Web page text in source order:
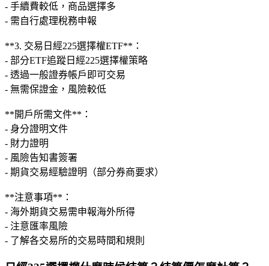
- 手續費較低，商品選擇多
- 需自行處理稅務申報
**3. 交易日經225選擇權ETF**：
- 部分ETF追蹤日經225選擇權策略
- 透過一般證券帳戶即可交易
- 無需保證金，風險較低
**開戶所需文件**：
- 身分證明文件
- 財力證明
- 風險告知書簽署
- 期貨交易經驗證明（部分券商要求）
**注意事項**：
- 海外期貨交易需申報海外所得
- 注意匯率風險
- 了解各交易所的交易時間和規則